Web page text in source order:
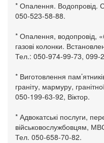
* Опалення. Водопровід.
050-523-58-88.
* Опалення, водопровід,
газові колонки.
Тел.: 050-974-99-73, 099-
* Виготовлення
граніту, мармуру,
050-199-63-92, Віктор.
* Адвокатські послуги,
військовослужбовцям,
Тел. 050-658-70-82.